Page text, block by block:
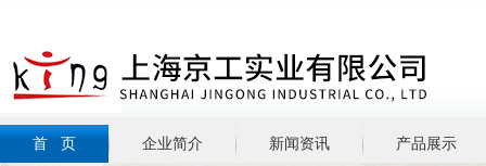
首 页 企业简介 新闻资讯 产品展示